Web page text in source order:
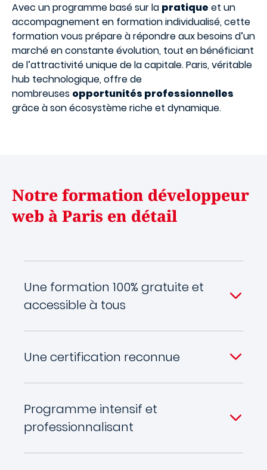
Avec un programme basé sur la pratique et un
accompagnement en formation individualisé, cette
formation vous prépare à répondre aux besoins d’un
marché en constante évolution, tout en bénéficiant
de l’attractivité unique de la capitale. Paris, véritable
hub technologique, offre de
nombreuses opportunités professionnelles
grâce à son écosystème riche et dynamique.
Notre formation développeur
web à Paris en détail
Une formation 100% gratuite et
accessible à tous
Une certification reconnue
Programme intensif et
professionnalisant